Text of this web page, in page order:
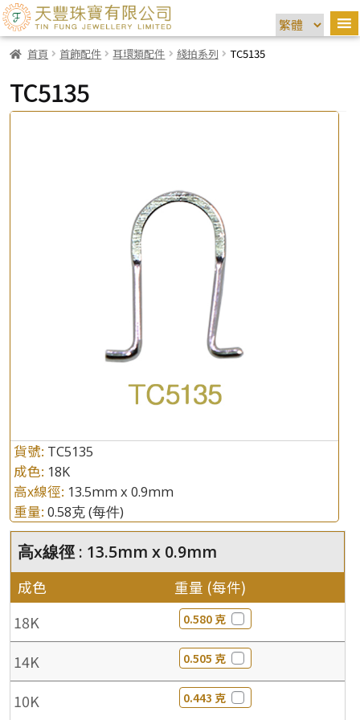
首頁 首飾配件 耳環類配件 綫拍系列 TC5135
TC5135
貨號: TC5135
成色: 18K
高x線徑: 13.5mm x 0.9mm
重量: 0.58克(每件)
高x線徑 : 13.5mm x 0.9mm
成色 重量 (每件)
18K 0.580 克
14K 0.505 克
10K 0.443 克